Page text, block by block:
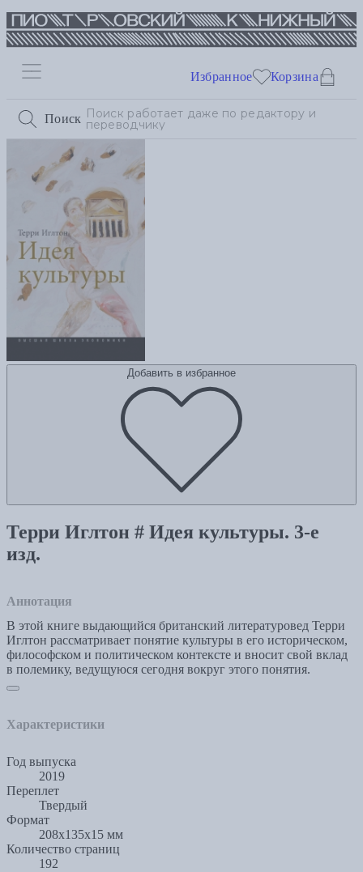
Поиск
Избранное Корзина
Добавить в избранное
Терри Иглтон # Идея культуры. 3-е
изд.
Аннотация
В этой книге выдающийся британский литературовед Терри
Иглтон рассматривает понятие культуры в его историческом,
философском и политическом контексте и вносит свой вклад
в полемику, ведущуюся сегодня вокруг этого понятия.
Характеристики
Год выпуска
2019
Переплет
Твердый
Формат
208x135x15 мм
Количество страниц
192